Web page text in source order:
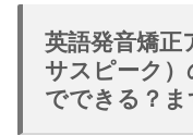
英語発音矯
サスピーク）
でできる？